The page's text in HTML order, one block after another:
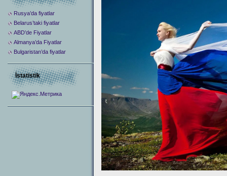
Rusya’da fiyatlar
Belarus’taki fiyatlar
ABD’de Fiyatlar
Almanya’da Fiyatlar
Bulgaristan’da fiyatlar
İstatistik